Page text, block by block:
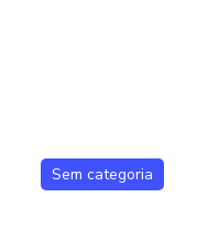
Sem categoria